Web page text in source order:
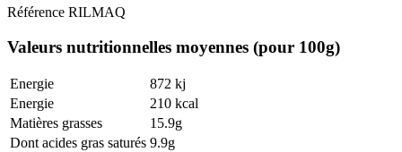
Référence RILMAQ
Valeurs nutritionnelles moyennes (pour 100g)
Energie
872 kj
Energie
210 kcal
Matières grasses
15.9g
Dont acides gras saturés 9.9g